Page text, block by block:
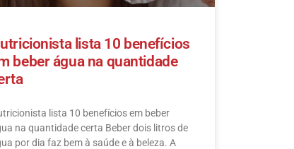
lista 10 benefícios
beber água na quantidade
lista 10 benefícios em beber
na quantidade certa Beber dois litros de
por dia faz bem à saúde e à beleza. A